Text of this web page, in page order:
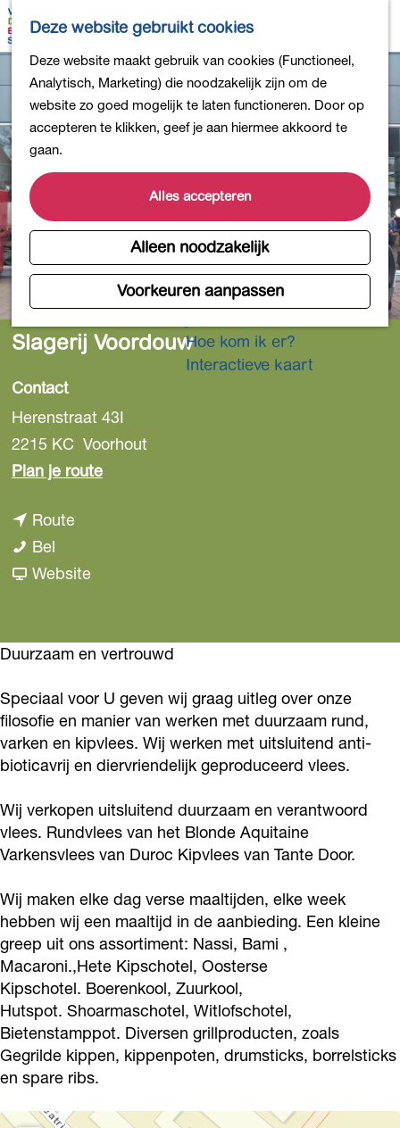
Deze website gebruikt cookies
Deze website maakt gebruik van cookies (Functioneel,
Analytisch, Marketing) die noodzakelijk zijn om de
website zo goed mogelijk te laten functioneren. Door op
accepteren te klikken, geef je aan hiermee akkoord te
gaan.
Alles accepteren
Alleen noodzakelijk
Voorkeuren aanpassen
G
a
a
a
d
h
o
m
K
a
r
t
Z
e
k
e
n
e
n
u
Bollen en Bloemen
Uit eten
DB4daagse - Inschrijven
Kinderactiviteiten
De natuur in
Musea en meer
Producten uit de Bollenstreek
Gezond en actief
Overnachten
Hoe kom ik er?
Interactieve kaart
Slagerij Voordouw
Contact
Herenstraat 43I
2215 KC Voorhout
Plan je routen
g
r
i
j
o
o
d
o
u
w
Routen
a
g
e
r
j
V
o
o
r
d
o
u
w
Bel
l
e
i
V
o
r
d
o
u
w
Websitev
S
a
g
e
i
j
V
o
o
r
d
o
u
w
Duurzaam en vertrouwd
Speciaal voor U geven wij graag uitleg over onze
filosofie en manier van werken met duurzaam rund,
varken en kipvlees. Wij werken met uitsluitend anti-
bioticavrij en diervriendelijk geproduceerd vlees.
Wij verkopen uitsluitend duurzaam en verantwoord
vlees. Rundvlees van het Blonde Aquitaine
Varkensvlees van Duroc Kipvlees van Tante Door.
Wij maken elke dag verse maaltijden, elke week
hebben wij een maaltijd in de aanbieding. Een kleine
greep uit ons assortiment: Nassi, Bami ,
Macaroni.,Hete Kipschotel, Oosterse
Kipschotel. Boerenkool, Zuurkool,
Hutspot. Shoarmaschotel, Witlofschotel,
Bietenstamppot. Diversen grillproducten, zoals
Gegrilde kippen, kippenpoten, drumsticks, borrelsticks
en spare ribs.